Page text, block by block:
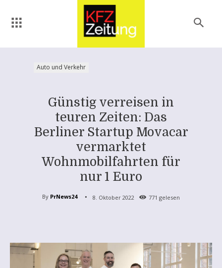
Auto und Verkehr
Günstig verreisen in
teuren Zeiten: Das
Berliner Startup Movacar
vermarktet
Wohnmobilfahrten für
nur 1 Euro
By PrNews24 8. Oktober 2022 771 gelesen